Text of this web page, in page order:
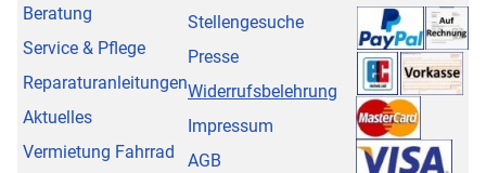
Beratung
Service & Pflege
Reparaturanleitungen
Aktuelles
Vermietung Fahrrad
Stellengesuche
Presse
Widerrufsbelehrung
Impressum
AGB